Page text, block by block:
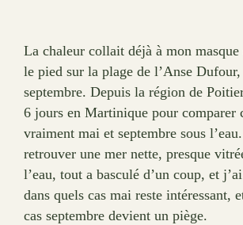
La chaleur collait déjà à mon masque
le pied sur la plage de l’Anse
septembre. Depuis la région de
6 jours en Martinique pour comparer
vraiment mai et septembre sous
retrouver une mer nette, presque
l’eau, tout a basculé d’un coup, et
dans quels cas mai reste intéressant,
cas septembre devient un piège.